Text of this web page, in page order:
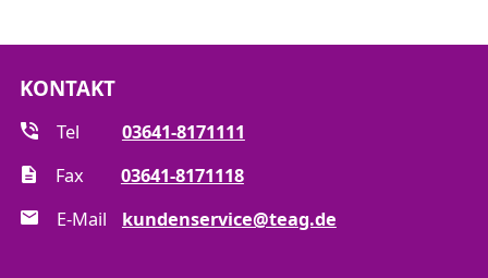
KONTAKT
Tel
03641-8171111
Fax
03641-8171118
E-Mail
kundenservice@teag.de